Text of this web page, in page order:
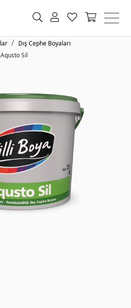
Dış Cephe Boyaları
Aqusto Sil